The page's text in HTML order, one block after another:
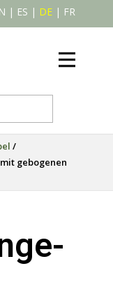
| ES | DE | FR
/
gebogenen